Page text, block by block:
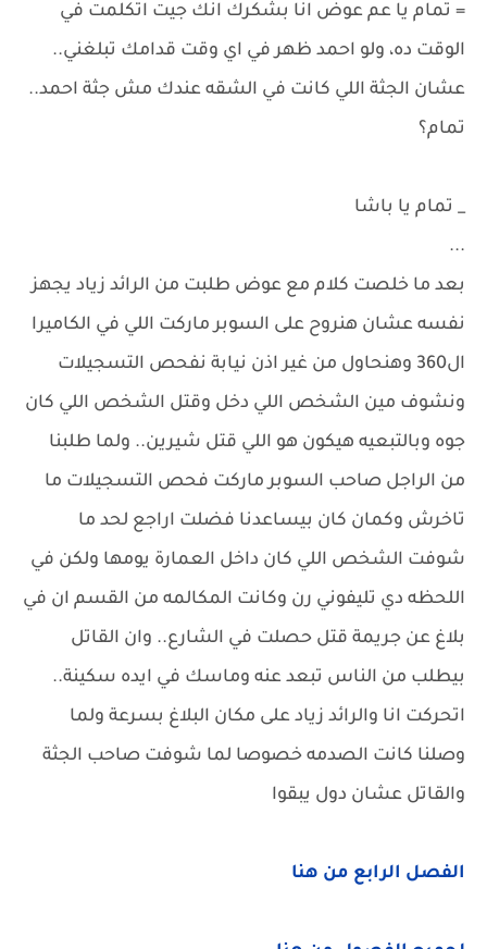
= تمام يا عم عوض انا بشكرك انك جيت اتكلمت في
الوقت ده، ولو احمد ظهر في اي وقت قدامك تبلغني..
عشان الجثة اللي كانت في الشقه عندك مش جثة احمد..
تمام؟
_ تمام يا باشا
...
بعد ما خلصت كلام مع عوض طلبت من الرائد زياد يجهز
نفسه عشان هنروح على السوبر ماركت اللي في الكاميرا
ال360 وهنحاول من غير اذن نيابة نفحص التسجيلات
ونشوف مين الشخص اللي دخل وقتل الشخص اللي كان
جوه وبالتبعيه هيكون هو اللي قتل شيرين.. ولما طلبنا
من الراجل صاحب السوبر ماركت فحص التسجيلات ما
تاخرش وكمان كان بيساعدنا فضلت اراجع لحد ما
شوفت الشخص اللي كان داخل العمارة يومها ولكن في
اللحظه دي تليفوني رن وكانت المكالمه من القسم ان في
بلاغ عن جريمة قتل حصلت في الشارع.. وان القاتل
بيطلب من الناس تبعد عنه وماسك في ايده سكينة..
اتحركت انا والرائد زياد على مكان البلاغ بسرعة ولما
وصلنا كانت الصدمه خصوصا لما شوفت صاحب الجثة
والقاتل عشان دول يبقوا
الفصل الرابع من هنا